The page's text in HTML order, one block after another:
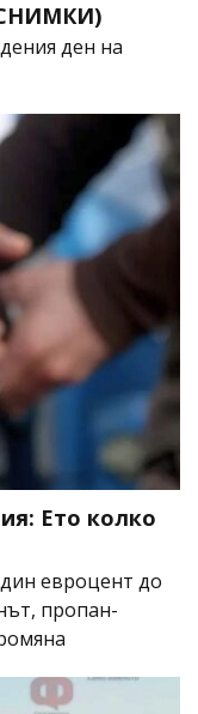
ден на
Ето колко
евроцент до
пропан-